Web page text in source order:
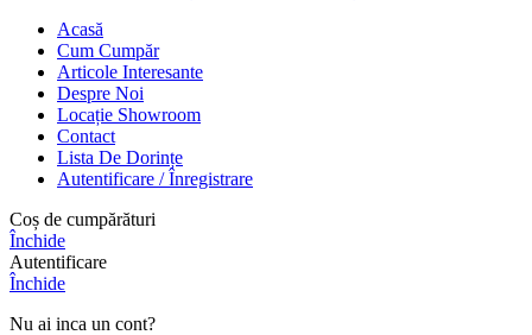
Acasă
Cum Cumpăr
Articole Interesante
Despre Noi
Locație Showroom
Contact
Lista De Dorințe
Autentificare / Înregistrare
Coș de cumpărături
Închide
Autentificare
Închide
Nu ai inca un cont?